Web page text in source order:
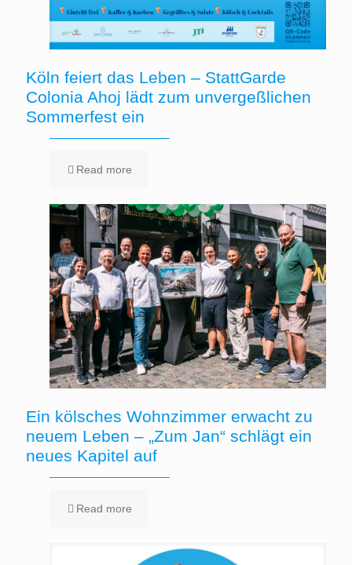
Köln feiert das Leben – StattGarde
Colonia Ahoj lädt zum unvergeßlichen
Sommerfest ein
Read more
Ein kölsches Wohnzimmer erwacht zu
neuem Leben – „Zum Jan“ schlägt ein
neues Kapitel auf
Read more